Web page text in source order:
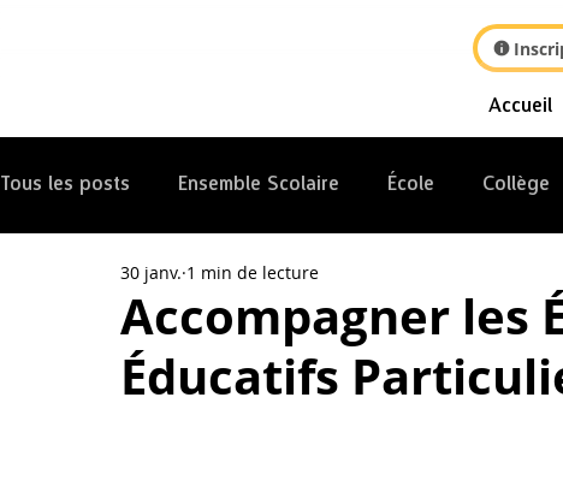
Accueil
Tous les posts Ensemble Scolaire École Collège
Accompagner les
Éducatifs
30 janv. 1 min de lecture